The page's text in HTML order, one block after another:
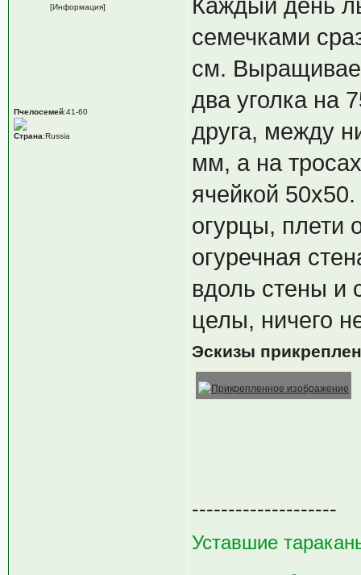
[Информация]
Пчелосемей:41-60
Страна:Russia
Каждый день
семечками
см.
два уголка на
друга, между
мм, а на
ячейкой
огурцы, плети
огуречная
вдоль стены и
целы, ничего
Эскизы
--------------------
Уставшие